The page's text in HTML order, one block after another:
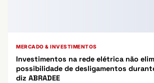
MERCADO & INVESTIMENTOS
Investimentos na rede elétrica não
possibilidade de desligamentos
diz ABRADEE